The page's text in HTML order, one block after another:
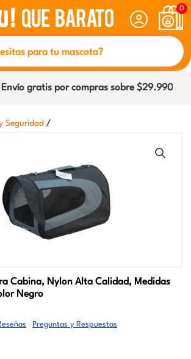
0
gratis por compras sobre $29.990
Seguridad /
Cabina, Nylon Alta Calidad, Medidas
Negro
Preguntas y Respuestas